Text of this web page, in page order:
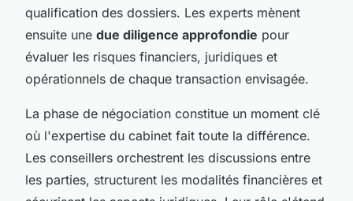
qualification des dossiers. Les experts mènent
ensuite une due diligence approfondie pour
évaluer les risques financiers, juridiques et
opérationnels de chaque transaction envisagée.
La phase de négociation constitue un moment clé
où l'expertise du cabinet fait toute la différence.
Les conseillers orchestrent les discussions entre
les parties, structurent les modalités financières et